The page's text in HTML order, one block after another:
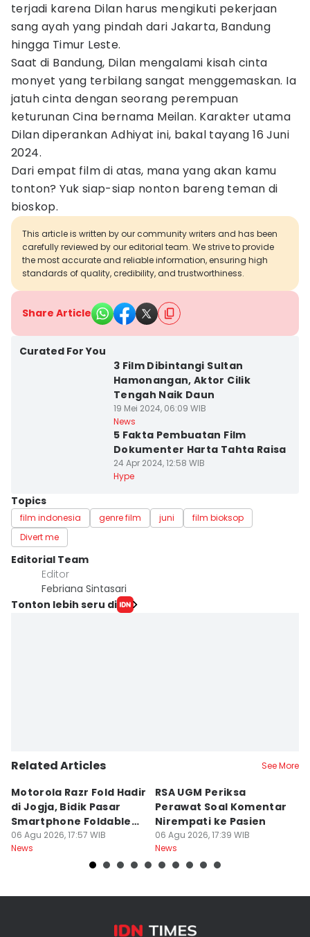
terjadi karena Dilan harus mengikuti pekerjaan
sang ayah yang pindah dari Jakarta, Bandung
hingga Timur Leste.
Saat di Bandung, Dilan mengalami kisah cinta
monyet yang terbilang sangat menggemaskan. Ia
jatuh cinta dengan seorang perempuan
keturunan Cina bernama Meilan. Karakter utama
Dilan diperankan Adhiyat ini, bakal tayang 16 Juni
2024.
Dari empat film di atas, mana yang akan kamu
tonton? Yuk siap-siap nonton bareng teman di
bioskop.
This article is written by our community writers and has been
carefully reviewed by our editorial team. We strive to provide
the most accurate and reliable information, ensuring high
standards of quality, credibility, and trustworthiness.
Share Article
Curated For You
3 Film Dibintangi Sultan
Hamonangan, Aktor Cilik
Tengah Naik Daun
19 Mei 2024, 06:09 WIB
News
5 Fakta Pembuatan Film
Dokumenter Harta Tahta Raisa
24 Apr 2024, 12:58 WIB
Hype
Topics
film indonesia genre film juni
film bioksop
Divert me
Editorial Team
Editor
Febriana Sintasari
Tonton lebih seru di
Related Articles See More
Motorola Razr Fold Hadir
di Jogja, Bidik Pasar
Smartphone Foldable
Premium
06 Agu 2026, 17:57 WIB
News
RSA UGM Periksa
Perawat Soal Komentar
Nirempati ke Pasien
06 Agu 2026, 17:39 WIB
News